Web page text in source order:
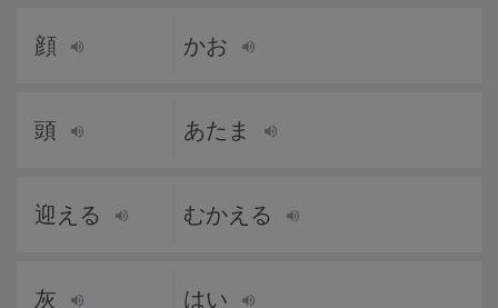
顔 かお
頭 あたま
迎える むかえる
灰 はい